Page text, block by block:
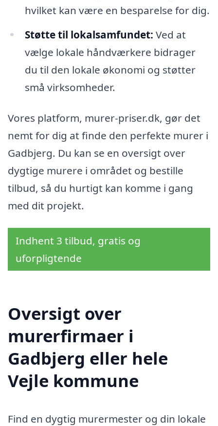
hvilket kan være en besparelse for dig.
Støtte til lokalsamfundet: Ved at
vælge lokale håndværkere bidrager
du til den lokale økonomi og støtter
små virksomheder.
Vores platform, murer-priser.dk, gør det
nemt for dig at finde den perfekte murer i
Gadbjerg. Du kan se en oversigt over
dygtige murere i området og bestille
tilbud, så du hurtigt kan komme i gang
med dit projekt.
Indhent 3 tilbud, gratis og
uforpligtende
Oversigt over
murerfirmaer i
Gadbjerg eller hele
Vejle kommune
Find en dygtig murermester og din lokale